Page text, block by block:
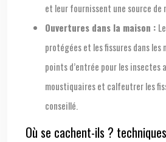
et leur fournissent une source de
Ouvertures dans la maison :
protégées et les fissures dans les
points d’entrée pour les insectes
moustiquaires et calfeutrer les
conseillé.
Où se cachent-ils ?